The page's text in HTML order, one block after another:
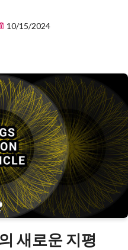
10/15/2024
새로운 지평